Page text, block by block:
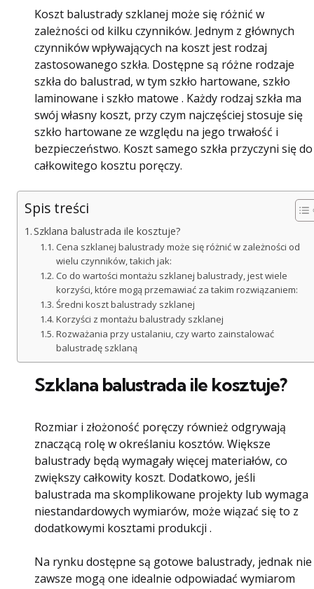
Koszt balustrady szklanej może się różnić w
zależności od kilku czynników. Jednym z głównych
czynników wpływających na koszt jest rodzaj
zastosowanego szkła. Dostępne są różne rodzaje
szkła do balustrad, w tym szkło hartowane, szkło
laminowane i szkło matowe . Każdy rodzaj szkła ma
swój własny koszt, przy czym najczęściej stosuje się
szkło hartowane ze względu na jego trwałość i
bezpieczeństwo. Koszt samego szkła przyczyni się do
całkowitego kosztu poręczy.
Spis treści
Szklana balustrada ile kosztuje?
Cena szklanej balustrady może się różnić w zależności od
wielu czynników, takich jak:
Co do wartości montażu szklanej balustrady, jest wiele
korzyści, które mogą przemawiać za takim rozwiązaniem:
Średni koszt balustrady szklanej
Korzyści z montażu balustrady szklanej
Rozważania przy ustalaniu, czy warto zainstalować
balustradę szklaną
Szklana balustrada ile kosztuje?
Rozmiar i złożoność poręczy również odgrywają
znaczącą rolę w określaniu kosztów. Większe
balustrady będą wymagały więcej materiałów, co
zwiększy całkowity koszt. Dodatkowo, jeśli
balustrada ma skomplikowane projekty lub wymaga
niestandardowych wymiarów, może wiązać się to z
dodatkowymi kosztami produkcji .
Na rynku dostępne są gotowe balustrady, jednak nie
zawsze mogą one idealnie odpowiadać wymiarom